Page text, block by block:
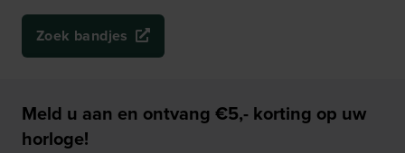
Zoek bandjes
Meld u aan en ontvang €5,- korting op uw
horloge!